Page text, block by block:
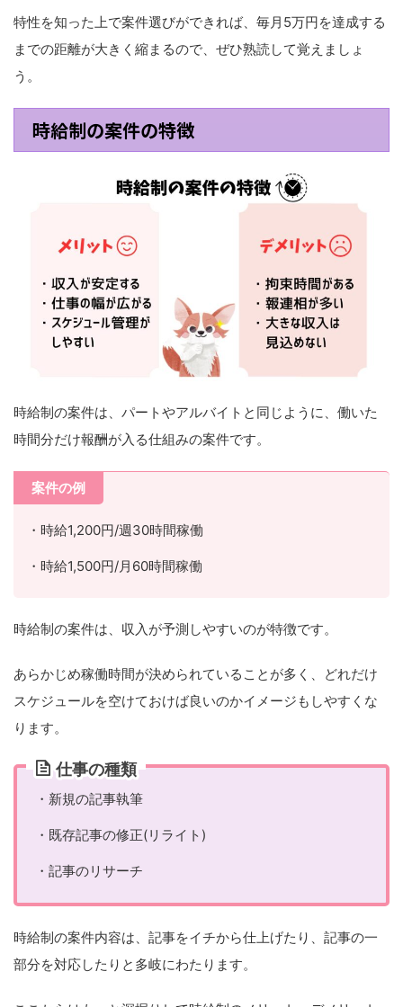
特性を知った上で案件選びができれば、毎月5万円を達成する
までの距離が大きく縮まるので、ぜひ熟読して覚えましょ
う。
時給制の案件の特徴
時給制の案件は、パートやアルバイトと同じように、働いた
時間分だけ報酬が入る仕組みの案件です。
案件の例
・時給1,200円/週30時間稼働
・時給1,500円/月60時間稼働
時給制の案件は、収入が予測しやすいのが特徴です。
あらかじめ稼働時間が決められていることが多く、どれだけ
スケジュールを空けておけば良いのかイメージもしやすくな
ります。
仕事の種類
・新規の記事執筆
・既存記事の修正(リライト)
・記事のリサーチ
時給制の案件内容は、記事をイチから仕上げたり、記事の一
部分を対応したりと多岐にわたります。